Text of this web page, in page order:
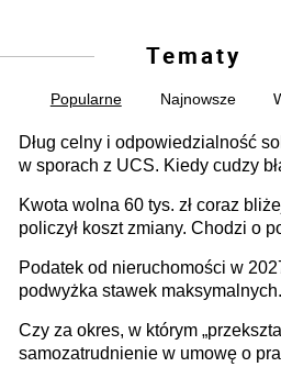
Tematy
Popularne Najnowsze
Dług celny i odpowiedzialność
w sporach z UCS. Kiedy cudzy
Kwota wolna 60 tys. zł coraz
policzył koszt zmiany. Chodzi o
Podatek od nieruchomości w
podwyżka stawek maksymalnych.
budynków i lokali związanych z
prowadzeniem działalności
Czy za okres, w którym
samozatrudnienie w umowę o